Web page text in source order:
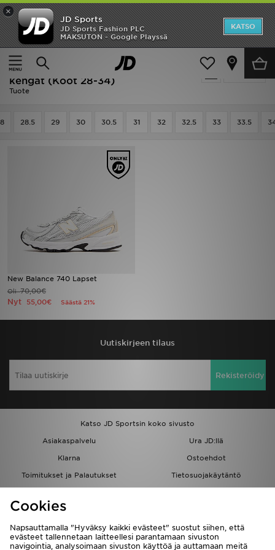
×
JD Sports
JD Sports Fashion PLC
MAKSUTON - Google Playssä
KATSO
Etusivu
Lapset Lasten kengät (Koot 28-34)
Suodata
Ale | Lapset - New Balance Lasten
kengät (Koot 28-34)
Tuote
28.5 29 30 30.5 31 32 32.5 33 33.5
New Balance 740 Lapset
Oli70,00€
Nyt 55,00€ Säästä 21%
Uutiskirjeen tilaus
Rekisteröidy
Katso JD Sportsin koko sivusto
Asiakaspalvelu
Ura JD:llä
Klarna
Ostoehdot
Toimitukset ja Palautukset
Tietosuojakäytäntö
Löydä myymälä
Kumppanuusohjelma
JD Blog
Etusivu
Ale
Uutuudet
Tuotemerkit
Inspiroidu
Jalkapallo
Urheilu
Minun JD
Cookies
Napsauttamalla "Hyväksy kaikki evästeet" suostut siihen, että
evästeet tallennetaan laitteellesi parantamaan sivuston
navigointia, analysoimaan sivuston käyttöä ja auttamaan meitä